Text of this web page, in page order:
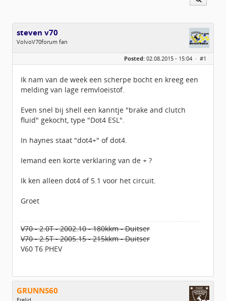
steven v70
VolvoV70forum fan
Geslacht:
n/a
Berichten:
444
Posted: 02.08.2015 - 15:04 · #1
Ik nam van de week een scherpe bocht en kreeg een
melding van lage remvloeistof.
Even snel bij shell een kanntje "brake and clutch
fluid" gekocht, type "Dot4 ESL".
In haynes staat "dot4+" of dot4.
Iemand een korte verklaring van de + ?
Ik ken alleen dot4 of 5.1 voor het circuit.
Groet
V70 - 2.0T - 2002.10 - 180kkm - Duitser
V70 - 2.5T - 2005.15 - 215kkm - Duitser
V60 T6 PHEV
GRUNNS60